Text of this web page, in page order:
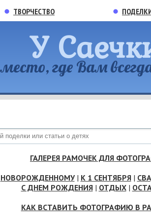
ТВОРЧЕСТВО
У
место, где Вам
ГАЛЕРЕЯ РАМОЧЕК ДЛЯ
НОВОРОЖДЕННОМУ| К 1 СЕНТЯБРЯ|
С ДНЕМ РОЖДЕНИЯ| ОТДЫХ|
КАК ВСТАВИТЬ ФОТОГРАФИЮ В